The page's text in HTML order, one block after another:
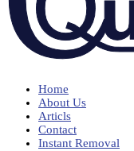
Home
About Us
Articls
Contact
Instant Removal